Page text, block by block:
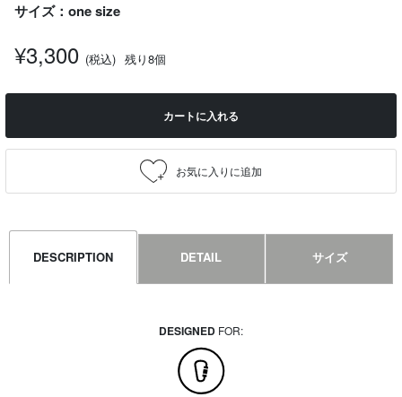
サイズ：one size
¥3,300 (税込) 残り8個
カートに入れる
DESCRIPTION DETAIL サイズ
DESIGNED FOR: